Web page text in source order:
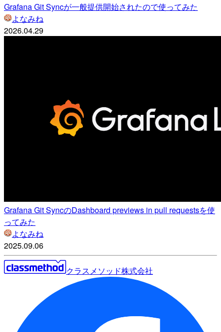
Grafana Git Syncが一般提供開始されたので使ってみた
よなみね
2026.04.29
Grafana Git SyncのDashboard previews in pull requestsを使
ってみた
よなみね
2025.09.06
クラスメソッド株式会社